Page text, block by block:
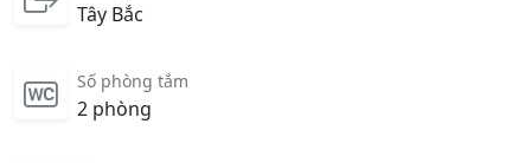
Tây Bắc
Số phòng tắm
2 phòng